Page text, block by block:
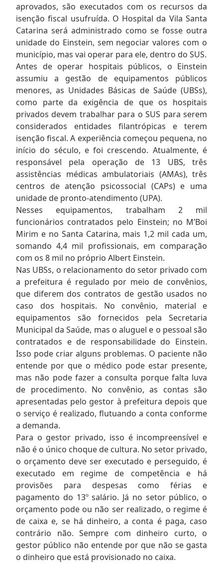
aprovados, são executados com os recursos da
isenção fiscal usufruída. O Hospital da Vila Santa
Catarina será administrado como se fosse outra
unidade do Einstein, sem negociar valores com o
município, mas vai operar para ele, dentro do SUS.
Antes de operar hospitais públicos, o Einstein
assumiu a gestão de equipamentos públicos
menores, as Unidades Básicas de Saúde (UBSs),
como parte da exigência de que os hospitais
privados devem trabalhar para o SUS para serem
considerados entidades filantrópicas e terem
isenção fiscal. A experiência começou pequena, no
início do século, e foi crescendo. Atualmente, é
responsável pela operação de 13 UBS, três
assistências médicas ambulatoriais (AMAs), três
centros de atenção psicossocial (CAPs) e uma
unidade de pronto-atendimento (UPA).
Nesses equipamentos, trabalham 2 mil
funcionários contratados pelo Einstein; no M’Boi
Mirim e no Santa Catarina, mais 1,2 mil cada um,
somando 4,4 mil profissionais, em comparação
com os 8 mil no próprio Albert Einstein.
Nas UBSs, o relacionamento do setor privado com
a prefeitura é regulado por meio de convênios,
que diferem dos contratos de gestão usados no
caso dos hospitais. No convênio, material e
equipamentos são fornecidos pela Secretaria
Municipal da Saúde, mas o aluguel e o pessoal são
contratados e de responsabilidade do Einstein.
Isso pode criar alguns problemas. O paciente não
entende por que o médico pode estar presente,
mas não pode fazer a consulta porque falta luva
de procedimento. No convênio, as contas são
apresentadas pelo gestor à prefeitura depois que
o serviço é realizado, flutuando a conta conforme
a demanda.
Para o gestor privado, isso é incompreensível e
não é o único choque de cultura. No setor privado,
o orçamento deve ser executado e perseguido, é
executado em regime de competência e há
provisões para despesas como férias e
pagamento do 13º salário. Já no setor público, o
orçamento pode ou não ser realizado, o regime é
de caixa e, se há dinheiro, a conta é paga, caso
contrário não. Sempre com dinheiro curto, o
gestor público não entende por que não se gasta
o dinheiro que está provisionado no caixa.